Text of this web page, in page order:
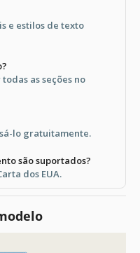
e estilos de texto
as seções no
lo gratuitamente.
são suportados?
dos EUA.